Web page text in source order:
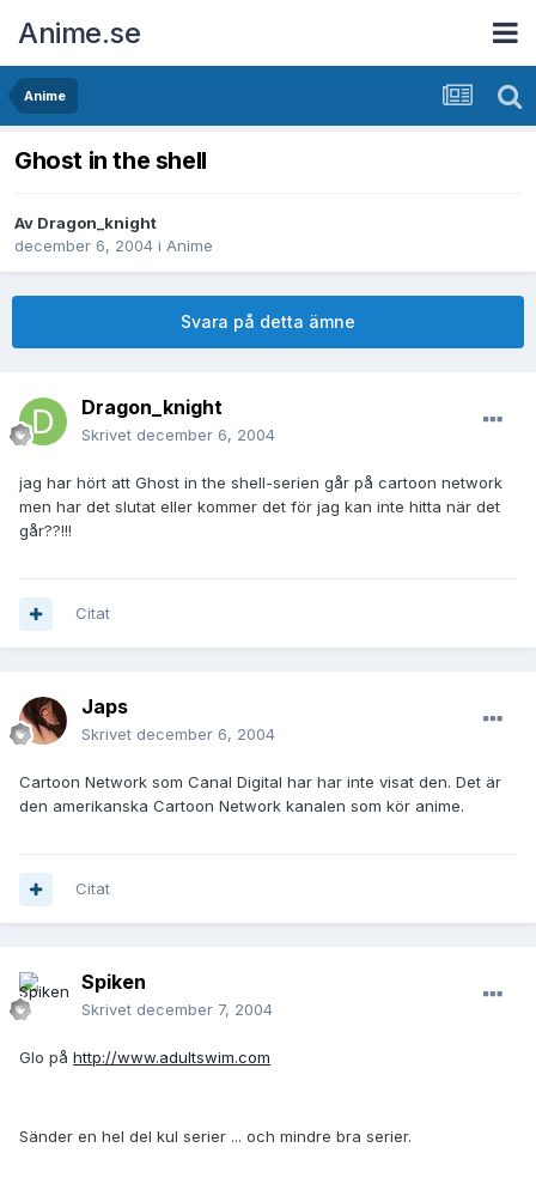
Anime.se
Anime
Ghost in the shell
Av Dragon_knight
december 6, 2004 i Anime
Svara på detta ämne
Dragon_knight
Skrivet december 6, 2004
jag har hört att Ghost in the shell-serien går på cartoon network
men har det slutat eller kommer det för jag kan inte hitta när det
går??!!!
Citat
Japs
Skrivet december 6, 2004
Cartoon Network som Canal Digital har har inte visat den. Det är
den amerikanska Cartoon Network kanalen som kör anime.
Citat
Spiken
Skrivet december 7, 2004
Glo på http://www.adultswim.com
Sänder en hel del kul serier ... och mindre bra serier.